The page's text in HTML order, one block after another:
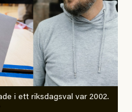
porträtterade personen
inom alla politiska
infiltratörer:
de är infiltratörer, och då
bara går för att skydda
i ett riksdagsval var 2002.